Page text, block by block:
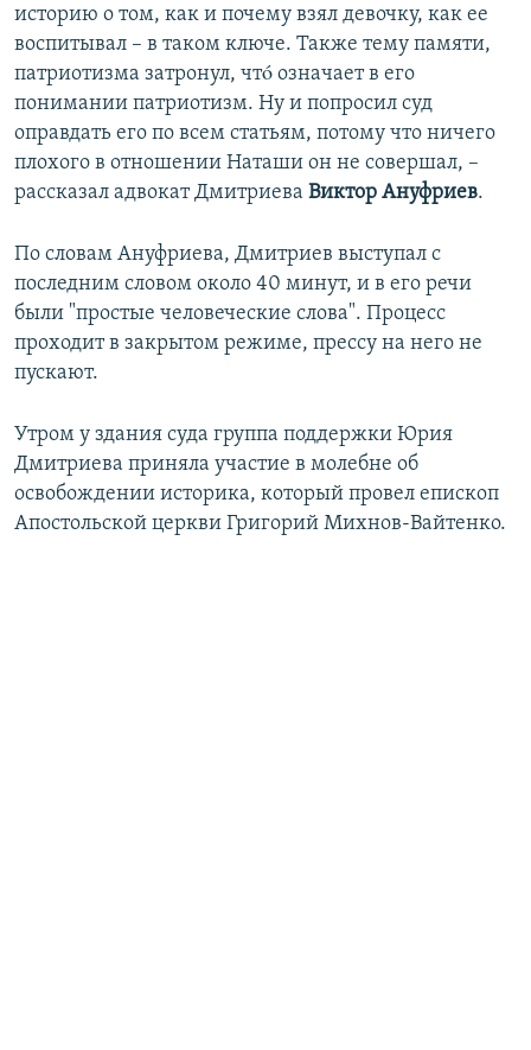
историю о том, как и почему взял девочку, как ее
воспитывал – в таком ключе. Также тему памяти,
патриотизма затронул, чтó означает в его
понимании патриотизм. Ну и попросил суд
оправдать его по всем статьям, потому что ничего
плохого в отношении Наташи он не совершал, –
рассказал адвокат Дмитриева Виктор Ануфриев.
По словам Ануфриева, Дмитриев выступал с
последним словом около 40 минут, и в его речи
были "простые человеческие слова". Процесс
проходит в закрытом режиме, прессу на него не
пускают.
Утром у здания суда группа поддержки Юрия
Дмитриева приняла участие в молебне об
освобождении историка, который провел епископ
Апостольской церкви Григорий Михнов-Вайтенко.